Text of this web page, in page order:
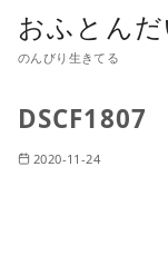
おふとん
のんびり生きてる
DSCF1807
2020-11-24